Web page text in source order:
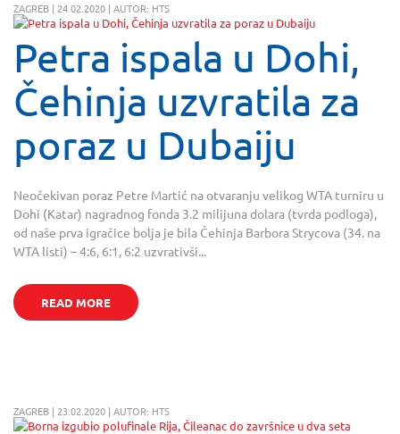
ZAGREB | 24.02.2020 | AUTOR: HTS
Petra ispala u Dohi,
Čehinja uzvratila za
poraz u Dubaiju
Neočekivan poraz Petre Martić na otvaranju velikog WTA turniru u
Dohi (Katar) nagradnog fonda 3.2 milijuna dolara (tvrda podloga),
od naše prva igračice bolja je bila Čehinja Barbora Strycova (34. na
WTA listi) – 4:6, 6:1, 6:2 uzvrativši...
READ MORE
ZAGREB | 23.02.2020 | AUTOR: HTS